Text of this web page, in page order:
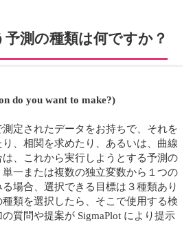
測の種類は何ですか？
do you want to make?)
定されたデータをお持ちで、それを
、相関を求めたり、あるいは、曲線
、これから実行しようとする予測の
一または複数の独立変数から１つの
場合、選択できる目標は３種類あり
類を選択したら、そこで使用する検
質問や提案が SigmaPlot により提示